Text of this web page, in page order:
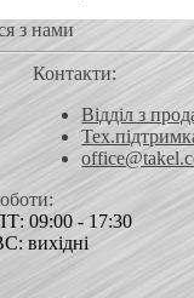
з нами
Контакти:
Відділ з
09:00 - 17:30
вихідні